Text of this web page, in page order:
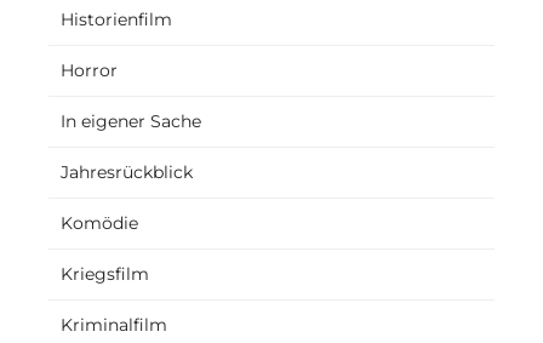
Historienfilm
Horror
In eigener Sache
Jahresrückblick
Komödie
Kriegsfilm
Kriminalfilm